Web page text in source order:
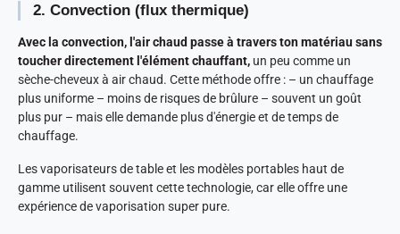
2. Convection (flux thermique)
Avec la convection, l'air chaud passe à travers ton matériau sans
toucher directement l'élément chauffant, un peu comme un
sèche-cheveux à air chaud. Cette méthode offre : – un chauffage
plus uniforme – moins de risques de brûlure – souvent un goût
plus pur – mais elle demande plus d'énergie et de temps de
chauffage.
Les vaporisateurs de table et les modèles portables haut de
gamme utilisent souvent cette technologie, car elle offre une
expérience de vaporisation super pure.